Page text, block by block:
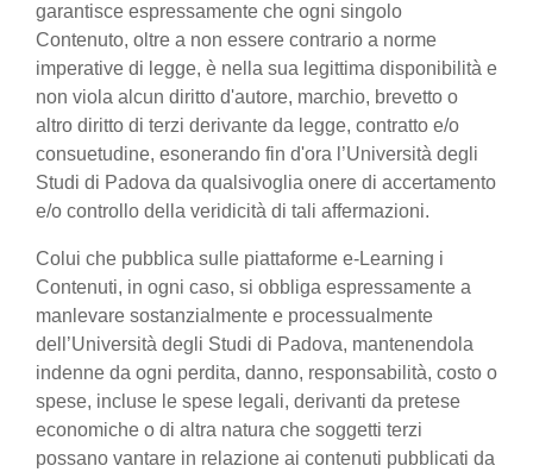
garantisce espressamente che ogni singolo
Contenuto, oltre a non essere contrario a norme
imperative di legge, è nella sua legittima disponibilità e
non viola alcun diritto d'autore, marchio, brevetto o
altro diritto di terzi derivante da legge, contratto e/o
consuetudine, esonerando fin d'ora l’Università degli
Studi di Padova da qualsivoglia onere di accertamento
e/o controllo della veridicità di tali affermazioni.
Colui che pubblica sulle piattaforme e-Learning i
Contenuti, in ogni caso, si obbliga espressamente a
manlevare sostanzialmente e processualmente
dell’Università degli Studi di Padova, mantenendola
indenne da ogni perdita, danno, responsabilità, costo o
spese, incluse le spese legali, derivanti da pretese
economiche o di altra natura che soggetti terzi
possano vantare in relazione ai contenuti pubblicati da